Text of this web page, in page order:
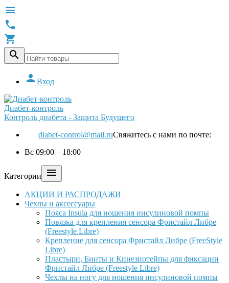




 Вход
Диабет-контроль
Контроль диабета - Защита Будущего
diabet-control@mail.ruСвяжитесь с нами по почте:
Вс 09:00—18:00
Категории 
АКЦИИ И РАСПРОДАЖИ
Чехлы и аксессуары
Пояса Insula для ношения инсулиновой помпы
Повязка для крепления сенсора Фристайл Либре
(Freestyle Libre)
Крепление для сенсора Фристайл Либре (FreeStyle
Libre)
Пластыри, Бинты и Кинезиотейпы для фиксации
Фристайл Либре (Freestyle Libre)
Чехлы на ногу для ношения инсулиновой помпы